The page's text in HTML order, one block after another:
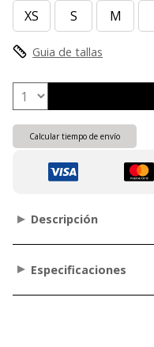
XS
S M
Guia de tallas
Calcular tiempo de envío
Descripción
Especificaciones